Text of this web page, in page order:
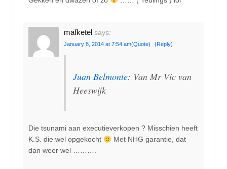
mafketel says:
January 8, 2014 at 7:54 am(Quote) (Reply)
Juan Belmonte: Van Mr Vic van
Heeswijk
Die tsunami aan executieverkopen ? Misschien heeft
K.S. die wel opgekocht
Met NHG garantie, dat
dan weer wel ……….